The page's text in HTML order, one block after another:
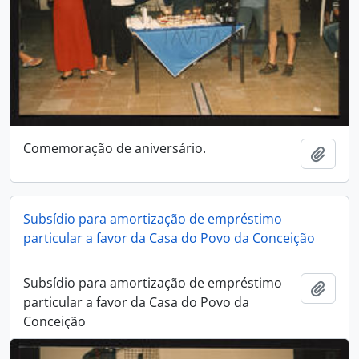
Comemoração de aniversário.
Subsídio para amortização de empréstimo
particular a favor da Casa do Povo da Conceição
Subsídio para amortização de empréstimo
particular a favor da Casa do Povo da
Conceição